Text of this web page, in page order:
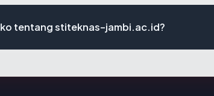
tentang stiteknas-jambi.ac.id?